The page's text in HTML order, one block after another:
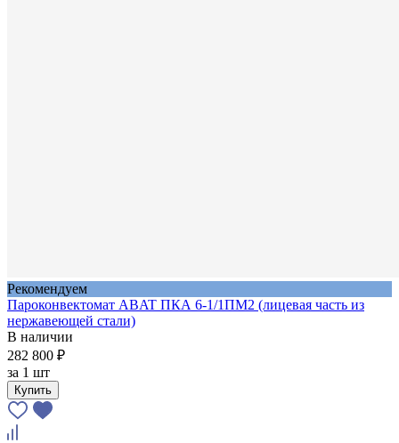
Рекомендуем
Пароконвектомат ABAT ПКА 6-1/1ПМ2 (лицевая часть из
нержавеющей стали)
В наличии
282 800 ₽
за 1 шт
Купить